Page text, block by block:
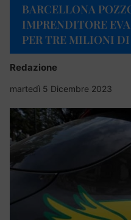
BARCELLONA
IMPRENDITORE
PER TRE MILIONI DI
Redazione
martedì 5 Dicembre 2023